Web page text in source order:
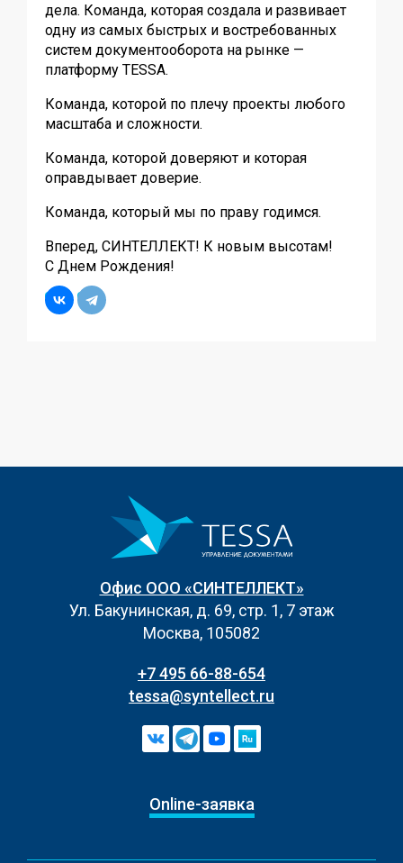
дела. Команда, которая создала и развивает
одну из самых быстрых и востребованных
систем документооборота на рынке —
платформу TESSA.
Команда, которой по плечу проекты любого
масштаба и сложности.
Команда, которой доверяют и которая
оправдывает доверие.
Команда, который мы по праву годимся.
Вперед, СИНТЕЛЛЕКТ! К новым высотам!
С Днем Рождения!
Офис ООО «СИНТЕЛЛЕКТ»
Ул. Бакунинская, д. 69, стр. 1, 7 этаж
Москва, 105082
+7 495 66-88-654
tessa@syntellect.ru
Online-заявка